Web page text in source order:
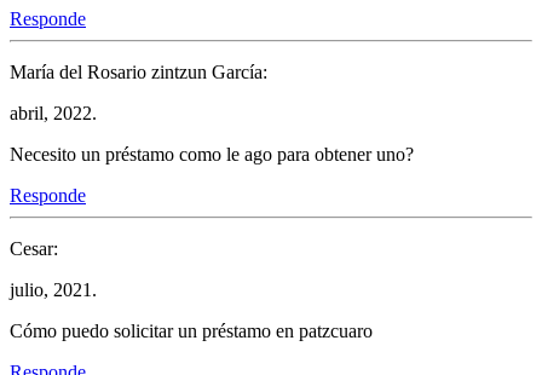
Responde
María del Rosario zintzun García:
abril, 2022.
Necesito un préstamo como le ago para obtener uno?
Responde
Cesar:
julio, 2021.
Cómo puedo solicitar un préstamo en patzcuaro